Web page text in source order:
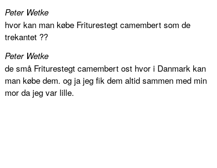
Peter Wetke
hvor kan man købe Friturestegt camembert som de
trekantet ??
Peter Wetke
de små Friturestegt camembert ost hvor i Danmark kan
man købe dem. og ja jeg fik dem altid sammen med min
mor da jeg var lille.